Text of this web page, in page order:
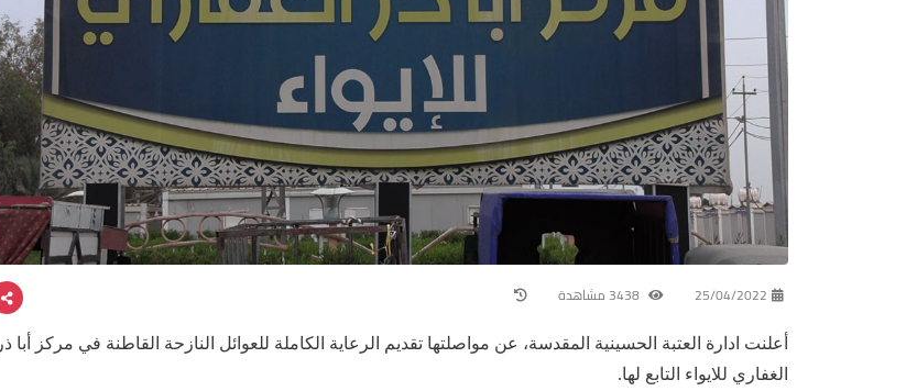
25/04/2022
أعلنت ادارة العتبة الحسينية المقدسة، عن مواصلتها تقديم الرعاية الكاملة للعوائل النازحة القاطنة في مركز أبا ذر
الغفاري للايواء التابع لها.